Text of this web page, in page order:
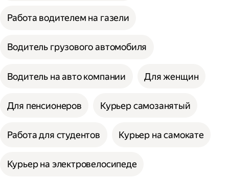
Работа водителем на газели
Водитель грузового автомобиля
Водитель на авто компании Для женщин
Для пенсионеров Курьер самозанятый
Работа для студентов Курьер на самокате
Курьер на электровелосипеде